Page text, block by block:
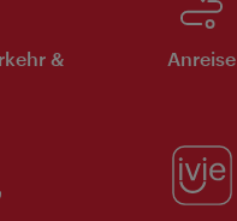
&
Anreise